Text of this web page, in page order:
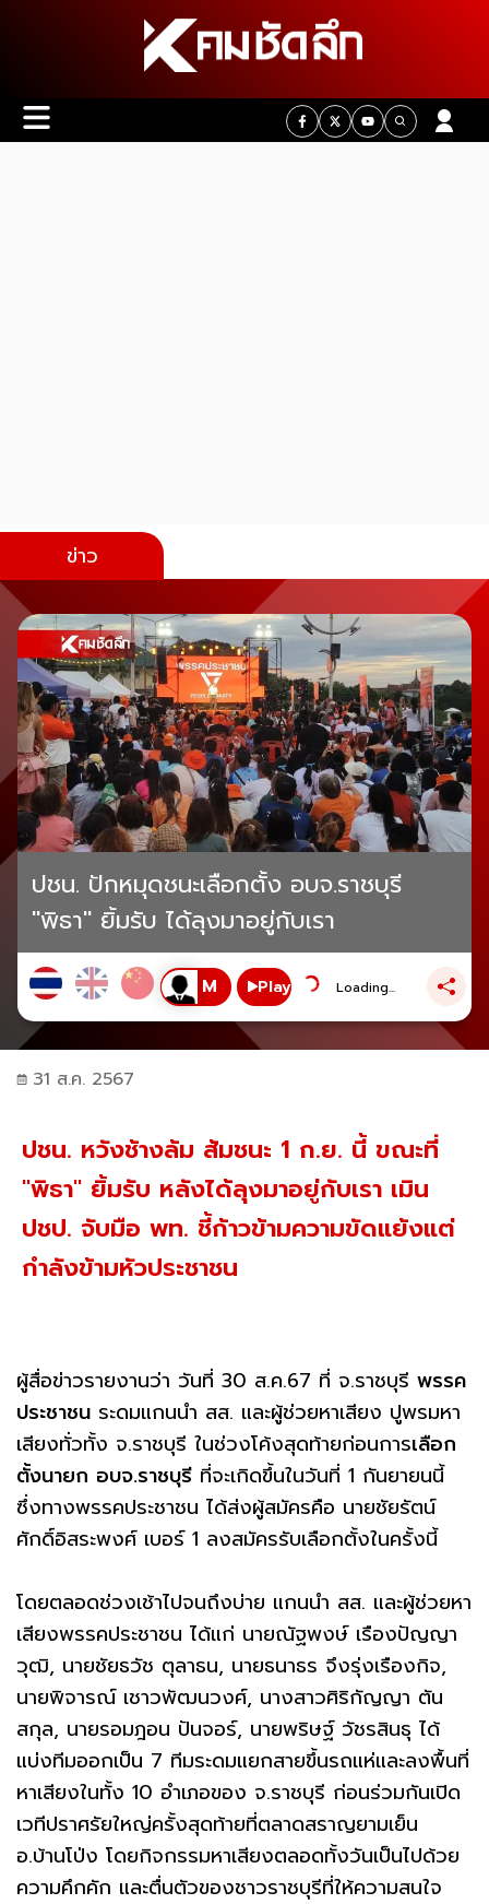
ข่าว
ปชน. ปักหมุดชนะเลือกตั้ง อบจ.ราชบุรี
"พิธา" ยิ้มรับ ได้ลุงมาอยู่กับเรา
Play Loading...
31 ส.ค. 2567
ปชน. หวังช้างล้ม ส้มชนะ 1 ก.ย. นี้ ขณะที่
"พิธา" ยิ้มรับ หลังได้ลุงมาอยู่กับเรา เมิน
ปชป. จับมือ พท. ชี้ก้าวข้ามความขัดแย้งแต่
กำลังข้ามหัวประชาชน
ผู้สื่อข่าวรายงานว่า วันที่ 30 ส.ค.67 ที่ จ.ราชบุรี พรรค
ประชาชน ระดมแกนนำ สส. และผู้ช่วยหาเสียง ปูพรมหา
เสียงทั่วทั้ง จ.ราชบุรี ในช่วงโค้งสุดท้ายก่อนการเลือก
ตั้งนายก อบจ.ราชบุรี ที่จะเกิดขึ้นในวันที่ 1 กันยายนนี้
ซึ่งทางพรรคประชาชน ได้ส่งผู้สมัครคือ นายชัยรัตน์
ศักดิ์อิสระพงศ์ เบอร์ 1 ลงสมัครรับเลือกตั้งในครั้งนี้
โดยตลอดช่วงเช้าไปจนถึงบ่าย แกนนำ สส. และผู้ช่วยหา
เสียงพรรคประชาชน ได้แก่ นายณัฐพงษ์ เรืองปัญญา
วุฒิ, นายชัยธวัช ตุลาธน, นายธนาธร จึงรุ่งเรืองกิจ,
นายพิจารณ์ เชาวพัฒนวงศ์, นางสาวศิริกัญญา ตัน
สกุล, นายรอมฎอน ปันจอร์, นายพริษฐ์ วัชรสินธุ ได้
แบ่งทีมออกเป็น 7 ทีมระดมแยกสายขึ้นรถแห่และลงพื้นที่
หาเสียงในทั้ง 10 อำเภอของ จ.ราชบุรี ก่อนร่วมกันเปิด
เวทีปราศรัยใหญ่ครั้งสุดท้ายที่ตลาดสราญยามเย็น
อ.บ้านโป่ง โดยกิจกรรมหาเสียงตลอดทั้งวันเป็นไปด้วย
ความคึกคัก และตื่นตัวของชาวราชบุรีที่ให้ความสนใจ